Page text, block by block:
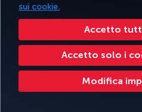
sui cookie.
Accetto
Accetto solo i
Modifica
Privacy e norme sui cookie
Modifica le impostazioni dei cookie